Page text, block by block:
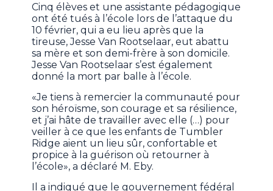
Cinq élèves et une assistante pédagogique
ont été tués à l’école lors de l’attaque du
10 février, qui a eu lieu après que la
tireuse, Jesse Van Rootselaar, eut abattu
sa mère et son demi-frère à son domicile.
Jesse Van Rootselaar s’est également
donné la mort par balle à l’école.
«Je tiens à remercier la communauté pour
son héroïsme, son courage et sa résilience,
et j’ai hâte de travailler avec elle (…) pour
veiller à ce que les enfants de Tumbler
Ridge aient un lieu sûr, confortable et
propice à la guérison où retourner à
l’école», a déclaré M. Eby.
Il a indiqué que le gouvernement fédéral